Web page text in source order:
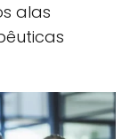
alas